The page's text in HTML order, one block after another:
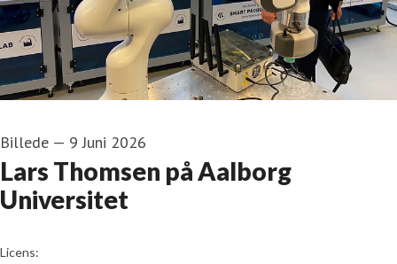
Billede — 9 Juni 2026
Lars Thomsen på Aalborg
Universitet
go to media item
Licens: